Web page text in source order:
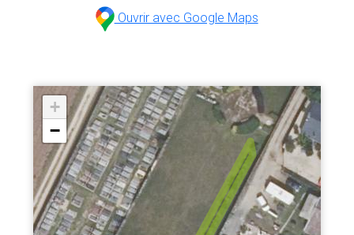
Ouvrir avec Google Maps
+
−